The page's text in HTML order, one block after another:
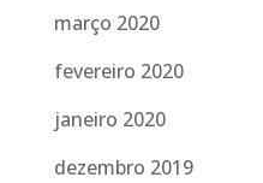
março 2020
fevereiro 2020
janeiro 2020
dezembro 2019